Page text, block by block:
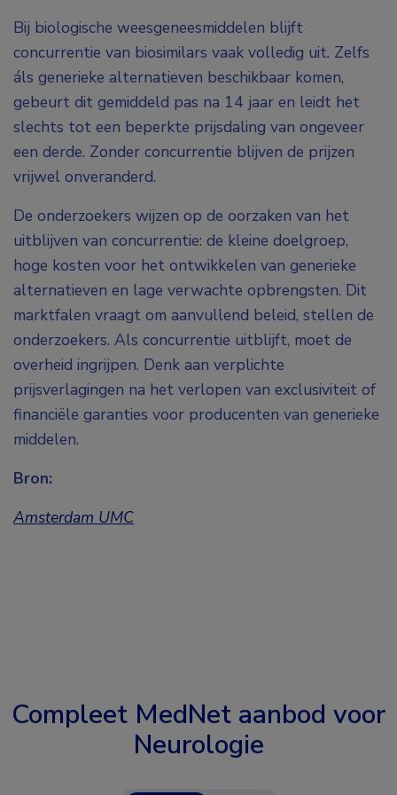
Bij biologische weesgeneesmiddelen blijft
concurrentie van biosimilars vaak volledig uit. Zelfs
áls generieke alternatieven beschikbaar komen,
gebeurt dit gemiddeld pas na 14 jaar en leidt het
slechts tot een beperkte prijsdaling van ongeveer
een derde. Zonder concurrentie blijven de prijzen
vrijwel onveranderd.
De onderzoekers wijzen op de oorzaken van het
uitblijven van concurrentie: de kleine doelgroep,
hoge kosten voor het ontwikkelen van generieke
alternatieven en lage verwachte opbrengsten. Dit
marktfalen vraagt om aanvullend beleid, stellen de
onderzoekers. Als concurrentie uitblijft, moet de
overheid ingrijpen. Denk aan verplichte
prijsverlagingen na het verlopen van exclusiviteit of
financiële garanties voor producenten van generieke
middelen.
Bron:
Amsterdam UMC
Compleet MedNet aanbod voor
Neurologie